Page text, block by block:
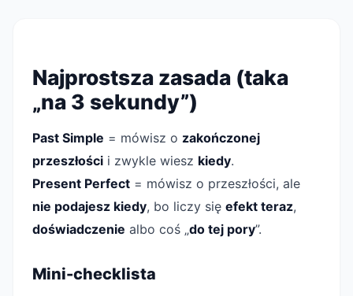
Najprostsza zasada (taka
„na 3 sekundy”)
Past Simple = mówisz o zakończonej
przeszłości i zwykle wiesz kiedy.
Present Perfect = mówisz o przeszłości, ale
nie podajesz kiedy, bo liczy się efekt teraz,
doświadczenie albo coś „do tej pory”.
Mini-checklista